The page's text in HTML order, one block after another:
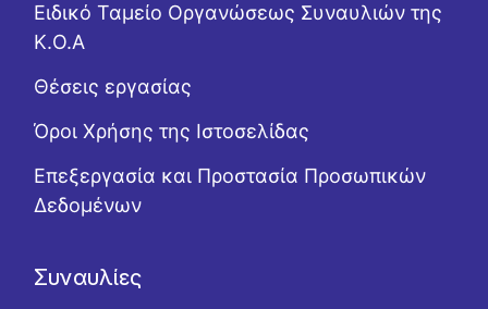
Ειδικό Ταμείο Οργανώσεως Συναυλιών της
Κ.Ο.Α
Θέσεις εργασίας
Όροι Χρήσης της Ιστοσελίδας
Επεξεργασία και Προστασία Προσωπικών
Δεδομένων
Συναυλίες